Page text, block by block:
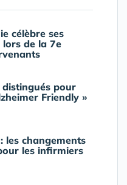
célèbre ses
de la 7e
pour
Friendly »
les changements
les infirmiers